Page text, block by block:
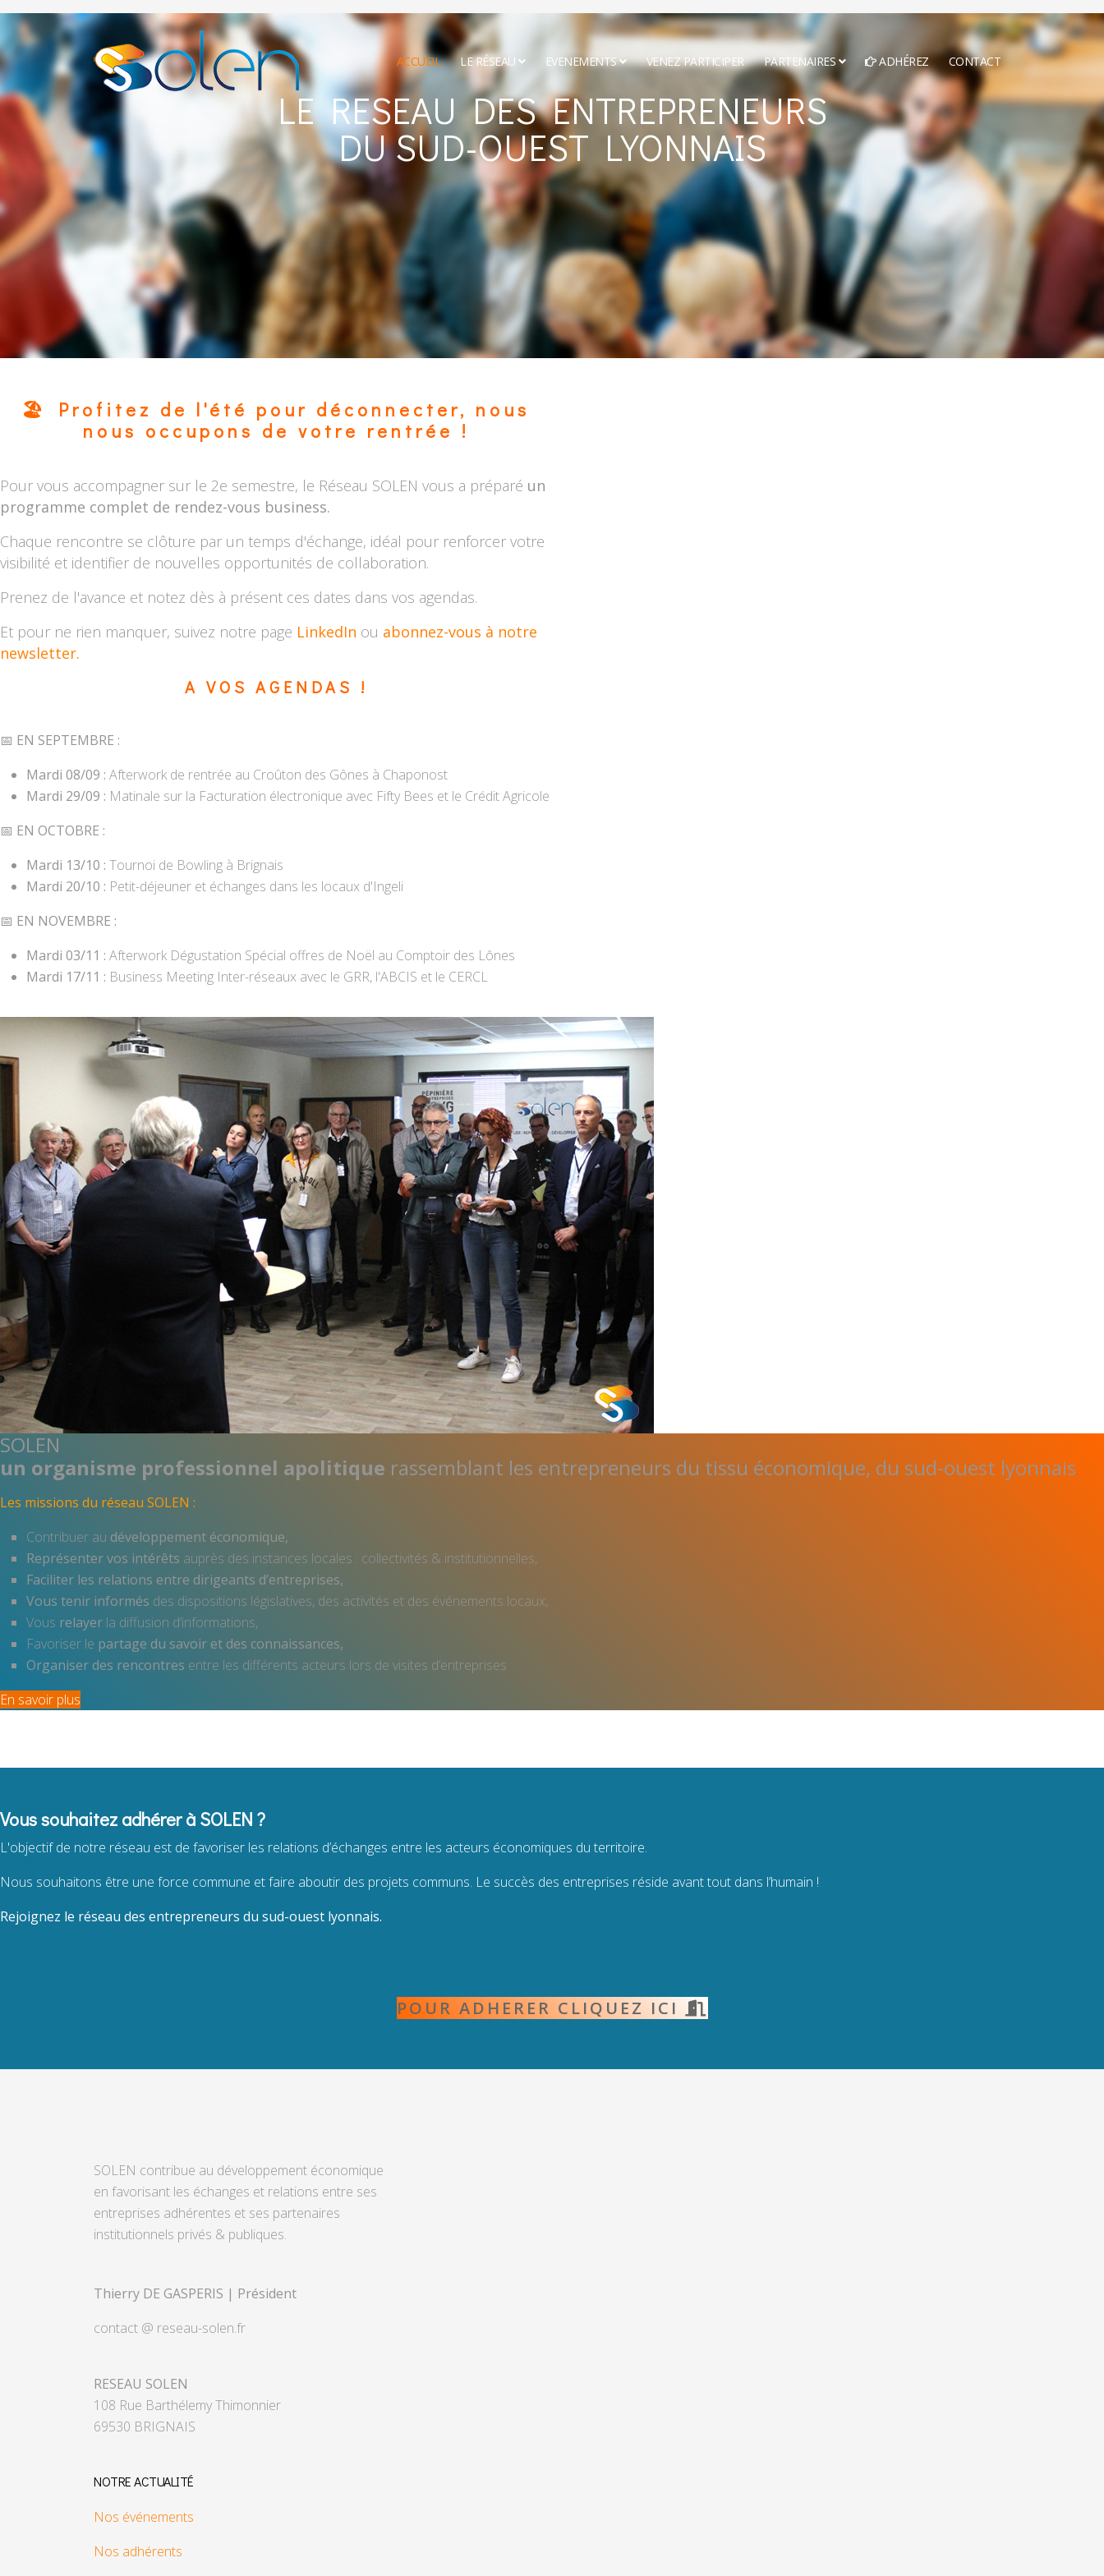
ACCUEIL LE RÉSEAU EVENEMENTS VENEZ PARTICIPER PARTENAIRES ADHÉREZ CONTACT
LE RESEAU DES ENTREPRENEURS
DU SUD-OUEST LYONNAIS
🏖️ Profitez de l'été pour déconnecter, nous
nous occupons de votre rentrée !
Pour vous accompagner sur le 2e semestre, le Réseau SOLEN vous a préparé un
programme complet de rendez-vous business.
Chaque rencontre se clôture par un temps d'échange, idéal pour renforcer votre
visibilité et identifier de nouvelles opportunités de collaboration.
Prenez de l'avance et notez dès à présent ces dates dans vos agendas.
Et pour ne rien manquer, suivez notre page LinkedIn ou abonnez-vous à notre
newsletter.
A VOS AGENDAS !
📅 EN SEPTEMBRE :
Mardi 08/09 : Afterwork de rentrée au Croûton des Gônes à Chaponost
Mardi 29/09 : Matinale sur la Facturation électronique avec Fifty Bees et le Crédit Agricole
📅 EN OCTOBRE :
Mardi 13/10 : Tournoi de Bowling à Brignais
Mardi 20/10 : Petit-déjeuner et échanges dans les locaux d'Ingeli
📅 EN NOVEMBRE :
Mardi 03/11 : Afterwork Dégustation Spécial offres de Noël au Comptoir des Lônes
Mardi 17/11 : Business Meeting Inter-réseaux avec le GRR, l'ABCIS et le CERCL
SOLEN
un organisme professionnel apolitique rassemblant les entrepreneurs du tissu économique, du sud-ouest lyonnais
Les missions du réseau SOLEN :
Contribuer au développement économique,
Représenter vos intérêts auprès des instances locales : collectivités & institutionnelles,
Faciliter les relations entre dirigeants d’entreprises,
Vous tenir informés des dispositions législatives, des activités et des événements locaux,
Vous relayer la diffusion d’informations,
Favoriser le partage du savoir et des connaissances,
Organiser des rencontres entre les différents acteurs lors de visites d’entreprises
En savoir plus
Vous souhaitez adhérer à SOLEN ?
L'objectif de notre réseau est de favoriser les relations d’échanges entre les acteurs économiques du territoire.
Nous souhaitons être une force commune et faire aboutir des projets communs. Le succès des entreprises réside avant tout dans l’humain !
Rejoignez le réseau des entrepreneurs du sud-ouest lyonnais.
POUR ADHERER CLIQUEZ ICI
SOLEN contribue au développement économique
en favorisant les échanges et relations entre ses
entreprises adhérentes et ses partenaires
institutionnels privés & publiques.
Thierry DE GASPERIS | Président
contact @ reseau-solen.fr
RESEAU SOLEN
108 Rue Barthélemy Thimonnier
69530 BRIGNAIS
NOTRE ACTUALITÉ
Nos événements
Nos adhérents